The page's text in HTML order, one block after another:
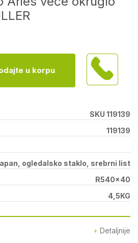
u korpu
SKU 119139
119139
ogledalsko staklo, srebrni list
R540x40
4,5KG
Detaljnije